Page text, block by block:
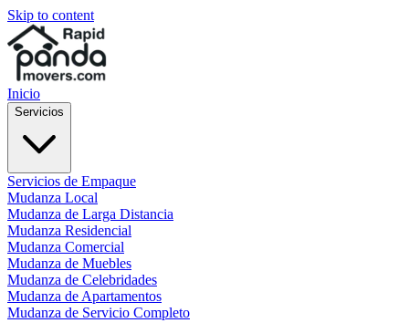
Skip to content
Inicio
Servicios
Servicios de Empaque
Mudanza Local
Mudanza de Larga Distancia
Mudanza Residencial
Mudanza Comercial
Mudanza de Muebles
Mudanza de Celebridades
Mudanza de Apartamentos
Mudanza de Servicio Completo